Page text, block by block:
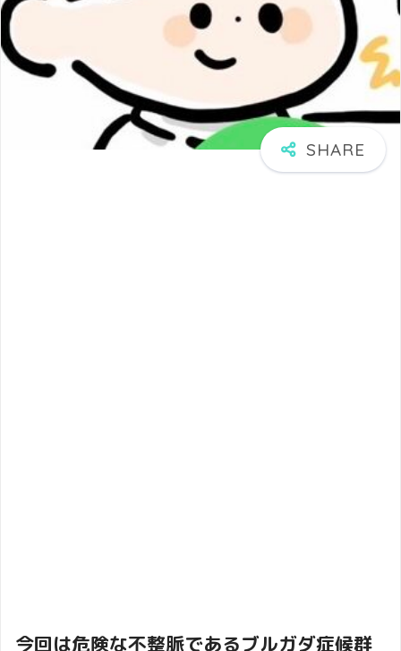
今回は危険な不整脈であるブルガダ症候群